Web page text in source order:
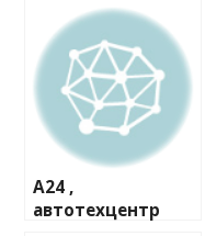
А24 ,
автотехцентр